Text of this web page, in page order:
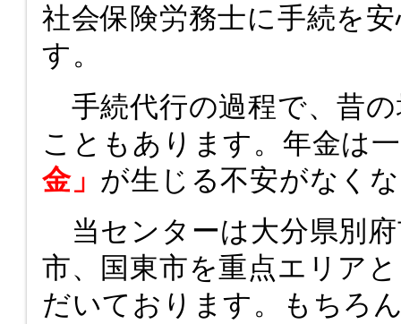
社会保険労務士に手続を
す。
手続代行の過程で、昔
こともあります。年金は
金」 が生じる不安がなく
当センターは大分県別
市、国東市を重点エリア
だいております。もちろ